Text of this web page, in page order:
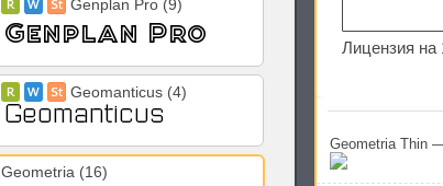
Genplan Pro (9)
Geomanticus (4)
Geometria (16)
Лицензия
Geometria Thin